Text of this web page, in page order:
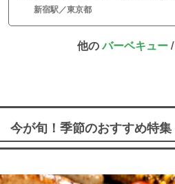
新宿駅／東京都
他のバーベキュー/
今が旬！季節のおすすめ特集